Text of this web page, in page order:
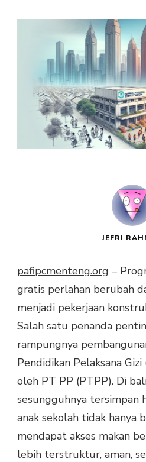
JEFRI
pafipcmenteng.org –
gratis perlahan berubah
menjadi pekerjaan
Salah satu penanda
rampungnya
Pendidikan Pelaksana
oleh PT PP (PTPP). Di
sesungguhnya tersimpan
anak sekolah tidak hanya
mendapat akses makan
lebih terstruktur, aman,